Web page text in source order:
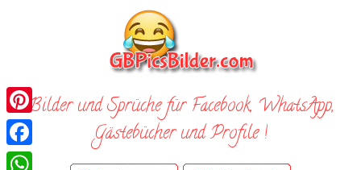
Bilder und Sprüche für Facebook, WhatsApp,
Gästebücher und Profile !
Pinterest
Facebook